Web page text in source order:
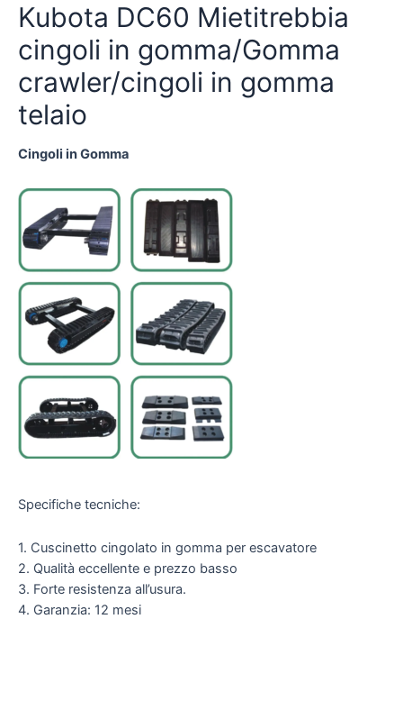
Kubota DC60 Mietitrebbia
cingoli in gomma/Gomma
crawler/cingoli in gomma
telaio
Cingoli in Gomma
Specifiche tecniche:
1. Cuscinetto cingolato in gomma per escavatore
2. Qualità eccellente e prezzo basso
3. Forte resistenza all’usura.
4. Garanzia: 12 mesi